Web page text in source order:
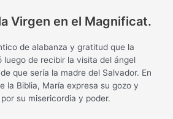
Virgen en el Magnificat.
de alabanza y gratitud que la
luego de recibir la visita del ángel
que sería la madre del Salvador. En
la Biblia, María expresa su gozo y
su misericordia y poder.